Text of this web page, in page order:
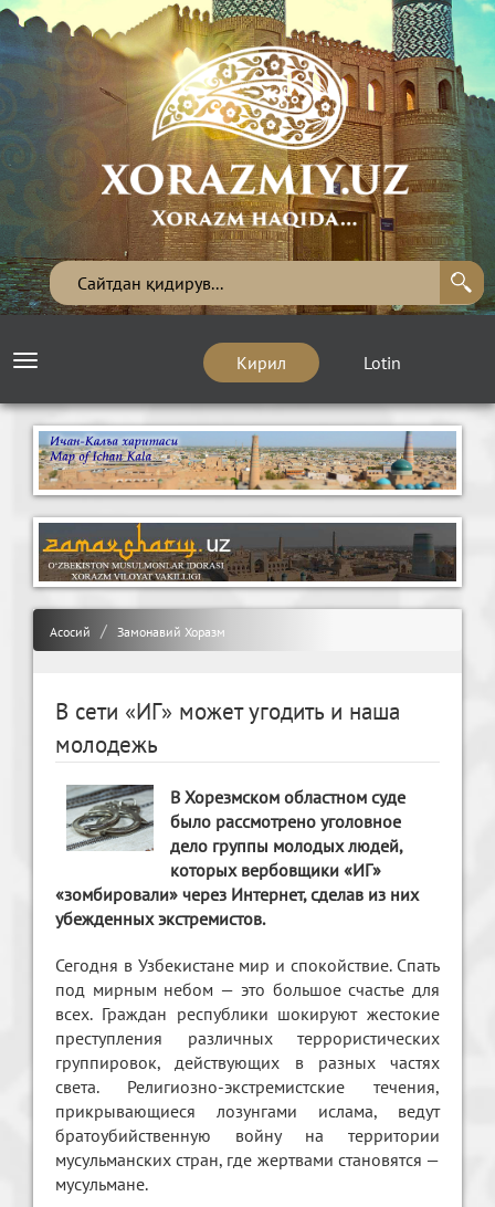
Кирил Lotin
Toggle
Асосий Замонавий Хоразм
В сети «ИГ» может угодить и наша
молодежь
В Хорезмском областном суде
было рассмотрено уголовное
дело группы молодых людей,
которых вербовщики «ИГ»
«зомбировали» через Интернет, сделав из них
убежденных экстремистов.
Сегодня в Узбекистане мир и спокойствие. Спать
под мирным небом — это большое счастье для
всех. Граждан республики шокируют жестокие
преступления различных террористических
группировок, действующих в разных частях
света. Религиозно-экстремистские течения,
прикрывающиеся лозунгами ислама, ведут
братоубийственную войну на территории
мусульманских стран, где жертвами становятся —
мусульмане.